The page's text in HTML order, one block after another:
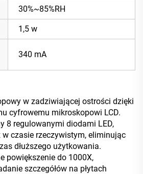
30%~85%RH
1,5 w
340 mA
w zadziwiającej ostrości dzięki
cyfrowemu mikroskopowi LCD.
8 regulowanymi diodami LED,
czasie rzeczywistym, eliminując
dłuższego użytkowania.
powiększenie do 1000X,
szczegółów na płytach